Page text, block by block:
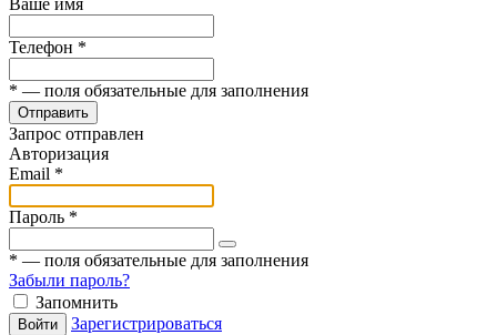
Ваше имя
Телефон *
* — поля обязательные для заполнения
Отправить
Запрос отправлен
Авторизация
Email *
Пароль *
* — поля обязательные для заполнения
Забыли пароль?
Запомнить
Войти
Зарегистрироваться